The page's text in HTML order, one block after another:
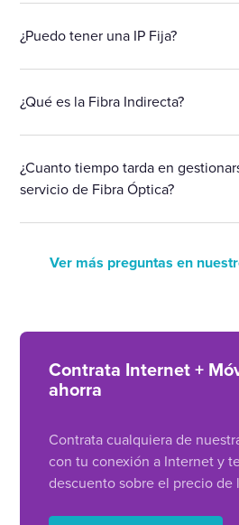
¿Puedo tener una IP Fija?
¿Qué es la Fibra Indirecta?
¿Cuanto tiempo tarda en
servicio de Fibra Óptica?
Ver más preguntas en
Contrata Internet +
ahorra
Contrata cualquiera de
con tu conexión a Internet y
descuento sobre el precio de